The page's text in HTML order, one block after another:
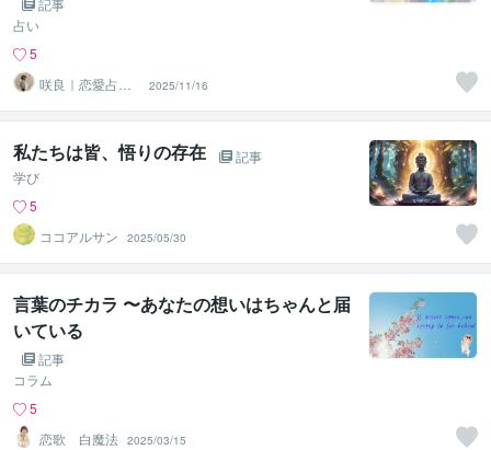
今日からできる回復のヒント～
記事
占い
5
咲良｜恋愛占い
心導師
2025/11/16
私たちは皆、悟りの存在
記事
学び
5
ココアルサン
2025/05/30
言葉のチカラ 〜あなたの想いはちゃんと届
いている
記事
コラム
5
恋歌 白魔法 2025/03/15